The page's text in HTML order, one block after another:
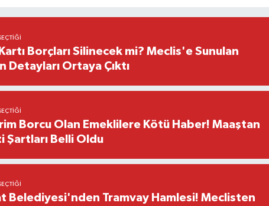
Borçları Silinecek mi? Meclis'e Sunulan
Detayları Ortaya Çıktı
Borcu Olan Emeklilere Kötü Haber! Maaştan
Şartları Belli Oldu
Belediyesi'nden Tramvay Hamlesi! Meclisten